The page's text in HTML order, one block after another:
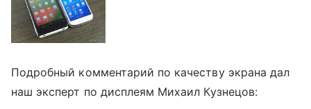
Подробный комментарий по качеству экрана дал
наш эксперт по дисплеям Михаил Кузнецов: